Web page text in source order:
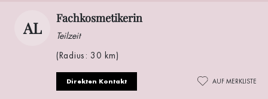
AL
Fachkosmetikerin
Teilzeit
(Radius: 30 km)
Direkten Kontakt AUF MERKLISTE